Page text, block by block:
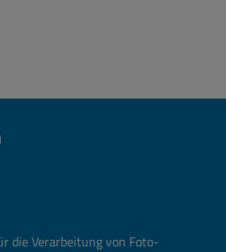
die Verarbeitung von Foto-